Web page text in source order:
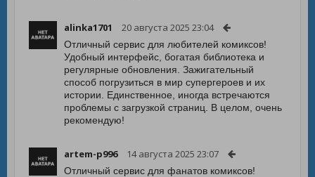
alinka1701 20 августа 2025 23:04
Отличный сервис для любителей комиксов!
Удобный интерфейс, богатая библиотека и
регулярные обновления. Зажигательный
способ погрузиться в мир супергероев и их
истории. Единственное, иногда встречаются
проблемы с загрузкой страниц. В целом, очень
рекомендую!
artem-p996 14 августа 2025 23:07
Отличный сервис для фанатов комиксов!